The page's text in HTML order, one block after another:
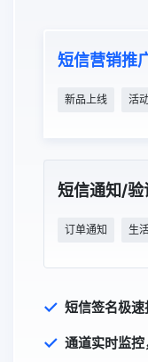
短信营销推
新品上线 活
短信通知/验
订单通知 生
短信签名极
通道实时监